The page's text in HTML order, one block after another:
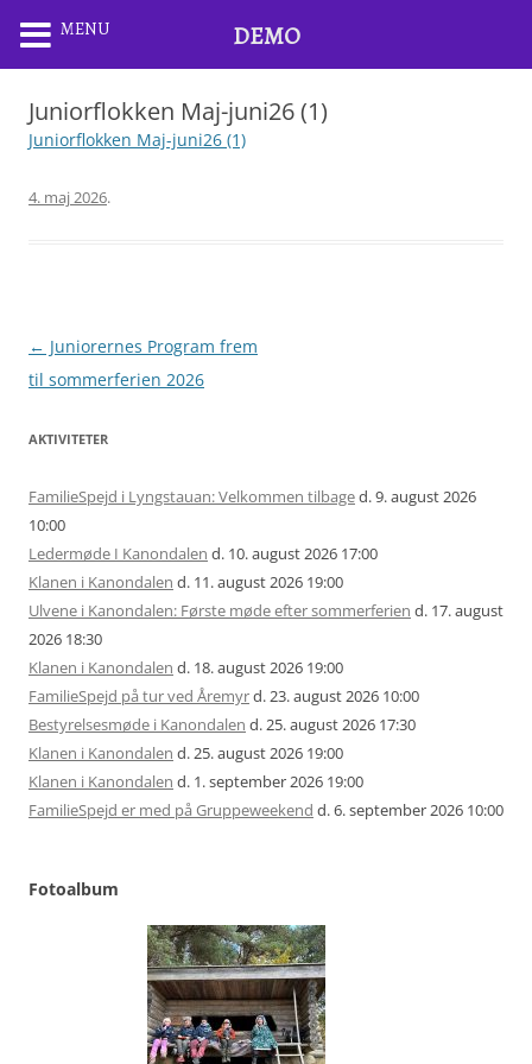
Juniorflokken Maj-juni26 (1)
Juniorflokken Maj-juni26 (1)
4. maj 2026.
Artikel
navigation
← Juniorernes Program frem
til sommerferien 2026
AKTIVITETER
FamilieSpejd i Lyngstauan: Velkommen tilbaged. 9. august 2026
10:00
Ledermøde I Kanondalen d. 10. august 2026 17:00
Klanen i Kanondalen d. 11. august 2026 19:00
Ulvene i Kanondalen: Første møde efter sommerferien d. 17. august
2026 18:30
Klanen i Kanondalen d. 18. august 2026 19:00
FamilieSpejd på tur ved Åremyrd. 23. august 2026 10:00
Bestyrelsesmøde i Kanondalen d. 25. august 2026 17:30
Klanen i Kanondalen d. 25. august 2026 19:00
Klanen i Kanondalen d. 1. september 2026 19:00
FamilieSpejd er med på Gruppeweekend d. 6. september 2026 10:00
Fotoalbum
MENU DEMO